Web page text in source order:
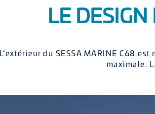
LE
L’extérieur du SESSA MARINE C68
maximale.